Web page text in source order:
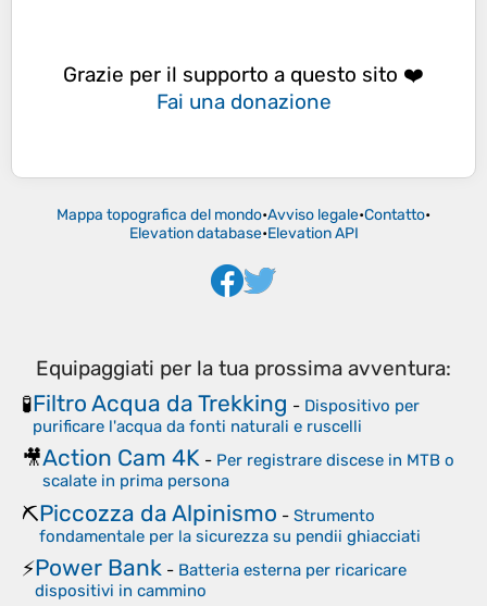
Grazie per il supporto a questo sito ❤️
Fai una donazione
Mappa topografica del mondo•Avviso legale•Contatto•
Elevation database•Elevation API
Equipaggiati per la tua prossima avventura:
🧪Filtro Acqua da Trekking - Dispositivo per
purificare l'acqua da fonti naturali e ruscelli
🎥Action Cam 4K - Per registrare discese in MTB o
scalate in prima persona
⛏️Piccozza da Alpinismo - Strumento
fondamentale per la sicurezza su pendii ghiacciati
⚡Power Bank - Batteria esterna per ricaricare
dispositivi in cammino